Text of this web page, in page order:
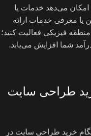
می‌دهد خدمات یا
یا معرفی خدمات ارائه
فیزیکی فعالیت کنید؛
شما افزایش می‌یابد.
طراحی سایت
خرید طراحی سایت در